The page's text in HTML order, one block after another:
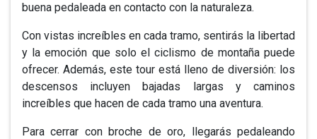
buena pedaleada en contacto con la naturaleza.
Con vistas increíbles en cada tramo, sentirás la libertad
y la emoción que solo el ciclismo de montaña puede
ofrecer. Además, este tour está lleno de diversión: los
descensos incluyen bajadas largas y caminos
increíbles que hacen de cada tramo una aventura.
Para cerrar con broche de oro, llegarás pedaleando